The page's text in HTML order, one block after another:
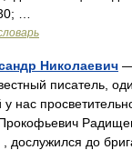
…
Николаевич —
писатель,
у нас
дослужился до